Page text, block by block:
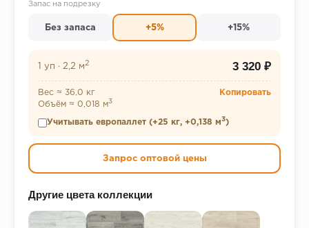
Запас на подрезку
Без запаса +5% +15%
1 уп · 2,2 м 2 3 320 ₽
Вес ≈ 36,0 кг
Объём ≈ 0,018 м3
Копировать
Учитывать европаллет (+25 кг, +0,138 м3)
Запрос оптовой цены
Другие цвета коллекции